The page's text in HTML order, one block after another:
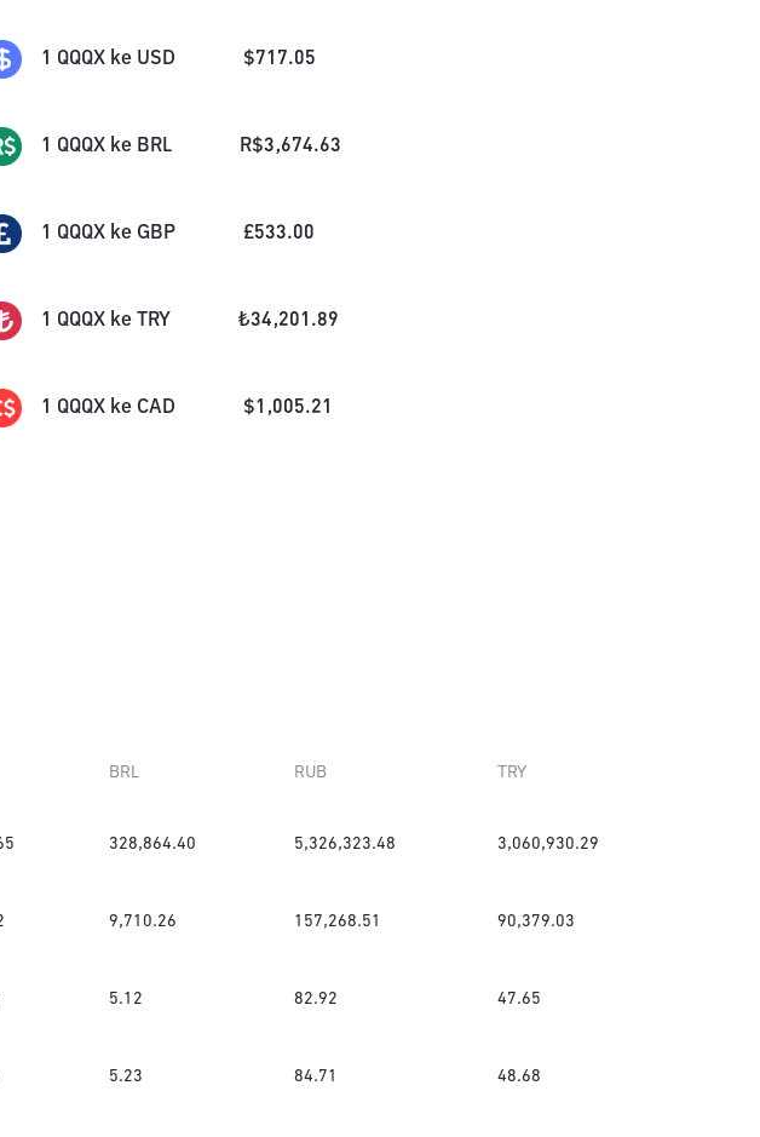
1 QQQX ke USD $717.05
1 QQQX ke BRL R$3,674.63
1 QQQX ke GBP £533.00
1 QQQX ke TRY ₺34,201.89
1 QQQX ke CAD $1,005.21
BRL RUB TRY
328,864.40 5,326,323.48 3,060,930.29
9,710.26 157,268.51 90,379.03
5.12 82.92 47.65
5.23 84.71 48.68